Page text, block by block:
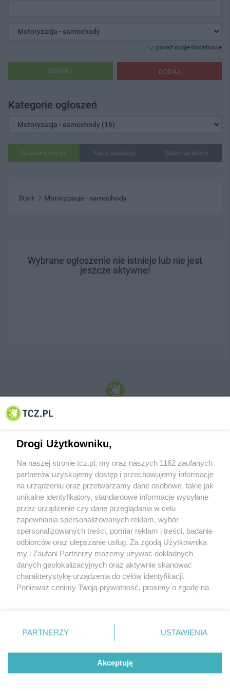
pokaż opcje dodatkowe
DODAJ
SZUKAJ
Kategorie ogłoszeń
Sprzedam, oferuję Kupię, poszukuję Oddam za darmo
Start Motoryzacja - samochody
Wybrane ogłoszenie nie istnieje lub nie jest
jeszcze aktywne!
© 2001-2026 Tczew - TCZ.PL Sp. z o.o. Internetowy Serwis Informacyjny Miasta
O FIRMIE POLITYKA PRYWATNOŚCI HOSTING
REKLAMA WSPÓŁPRACA RSS FACEBOOK KONTAKT
Nasze serwisy
Aktualności
Tcz24
Historia miasta
Muzyka i kultura
Archiwum wydarzeń
Zdjęcia miasta
Drogi Użytkowniku,
Na naszej stronie tcz.pl, my oraz naszych 1162 zaufanych
partnerów uzyskujemy dostęp i przechowujemy informacje
na urządzeniu oraz przetwarzamy dane osobowe, takie jak
unikalne identyfikatory, standardowe informacje wysyłane
przez urządzenie czy dane przeglądania w celu
zapewniania spersonalizowanych reklam, wybór
spersonalizowanych treści, pomiar reklam i treści, badanie
odbiorców oraz ulepszanie usług. Za zgodą Użytkownika
my i Zaufani Partnerzy możemy używać dokładnych
danych geolokalizacyjnych oraz aktywnie skanować
charakterystykę urządzenia do celów identyfikacji.
Ponieważ cenimy Twoją prywatność, prosimy o zgodę na
znajdujący się w lewym dolnym rogu strony
. Niektóre
przetwarzaniu. Preferencje będą miały zastosowania tylko
PARTNERZY USTAWIENIA
Akceptuję